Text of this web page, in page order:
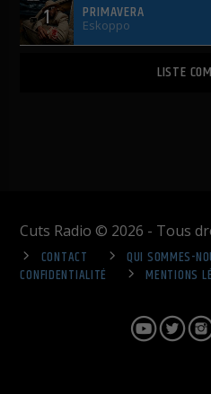
1 PRIMAVERA
Eskoppo
LISTE
Cuts Radio © 2026 - Tous
CONTACT
QUI SOMMES-
CONFIDENTIALITÉ
MENTIONS